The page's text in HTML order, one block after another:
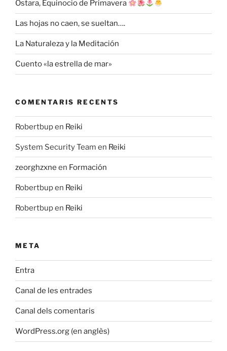
Ostara, Equinocio de Primavera
Las hojas no caen, se sueltan….
La Naturaleza y la Meditación
Cuento «la estrella de mar»
COMENTARIS RECENTS
Robertbupen Reiki
System Security Team en Reiki
zeorghzxne en Formación
Robertbupen Reiki
Robertbupen Reiki
META
Entra
Canal de les entrades
Canal dels comentaris
WordPress.org (en anglès)